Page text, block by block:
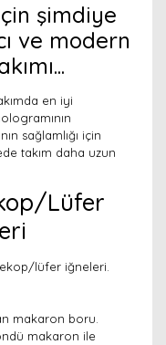
şimdiye
ve modern
en iyi
sağlamlığı için
takım daha uzun
Lüfer
lüfer iğneleri.
makaron boru.
makaron ile